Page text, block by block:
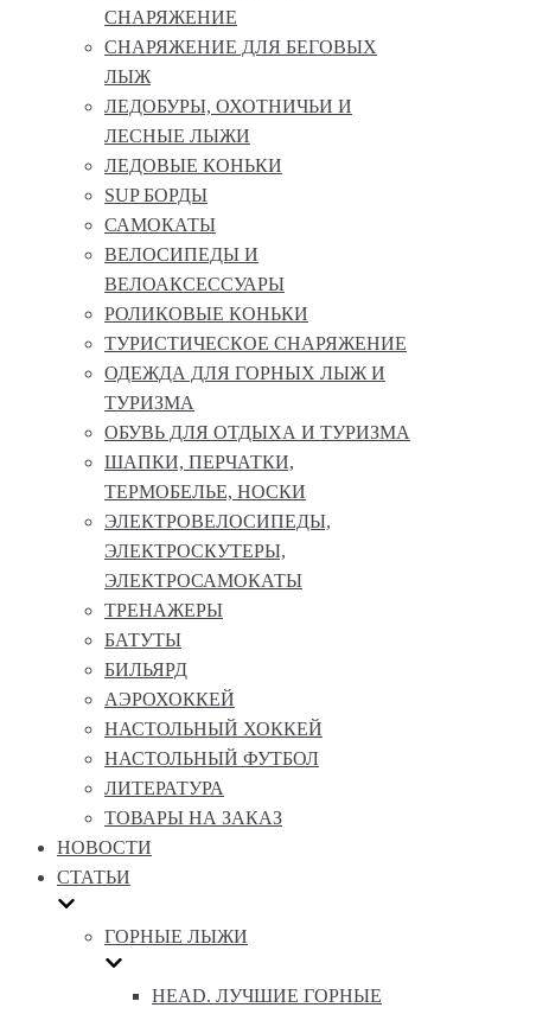
СНАРЯЖЕНИЕ
СНАРЯЖЕНИЕ ДЛЯ БЕГОВЫХ
ЛЫЖ
ЛЕДОБУРЫ, ОХОТНИЧЬИ И
ЛЕСНЫЕ ЛЫЖИ
ЛЕДОВЫЕ КОНЬКИ
SUP БОРДЫ
САМОКАТЫ
ВЕЛОСИПЕДЫ И
ВЕЛОАКСЕССУАРЫ
РОЛИКОВЫЕ КОНЬКИ
ТУРИСТИЧЕСКОЕ СНАРЯЖЕНИЕ
ОДЕЖДА ДЛЯ ГОРНЫХ ЛЫЖ И
ТУРИЗМА
ОБУВЬ ДЛЯ ОТДЫХА И ТУРИЗМА
ШАПКИ, ПЕРЧАТКИ,
ТЕРМОБЕЛЬЕ, НОСКИ
ЭЛЕКТРОВЕЛОСИПЕДЫ,
ЭЛЕКТРОСКУТЕРЫ,
ЭЛЕКТРОСАМОКАТЫ
ТРЕНАЖЕРЫ
БАТУТЫ
БИЛЬЯРД
АЭРОХОККЕЙ
НАСТОЛЬНЫЙ ХОККЕЙ
НАСТОЛЬНЫЙ ФУТБОЛ
ЛИТЕРАТУРА
ТОВАРЫ НА ЗАКАЗ
НОВОСТИ
СТАТЬИ
ГОРНЫЕ ЛЫЖИ
HEAD. ЛУЧШИЕ ГОРНЫЕ